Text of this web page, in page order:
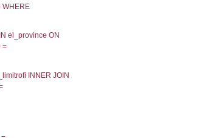
`userlevelid` IN (-2),
DATE(n.DataInvioNotifica) as
= n.CodiceUnivoco LEFT JOIN
ProvinciaST, el_regioni.Regione
(((((a1_stabilimento LEFT